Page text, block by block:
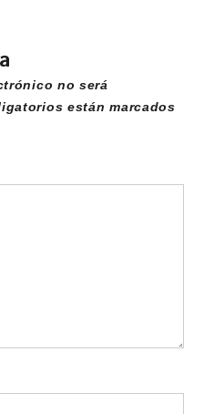
no será
están marcados